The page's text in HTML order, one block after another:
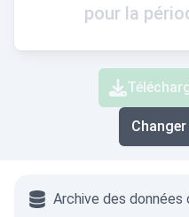
pour la
Archive des données